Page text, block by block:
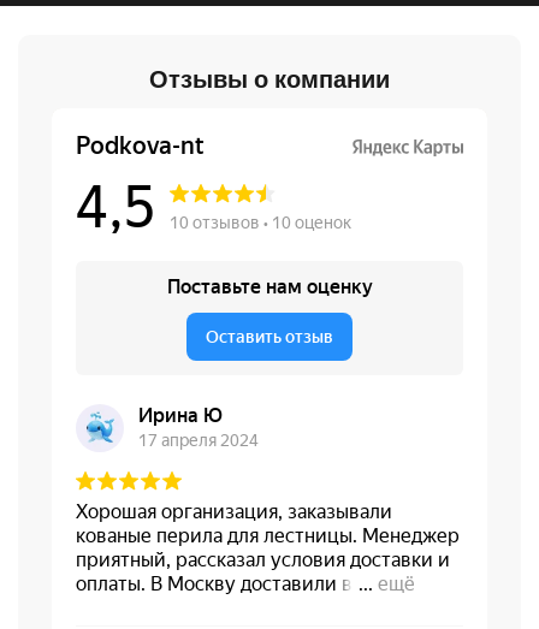
Отзывы о компании